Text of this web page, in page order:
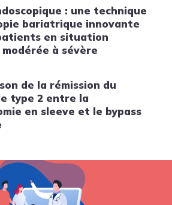
: une technique
bariatrique innovante
en situation
à sévère
de la rémission du
type 2 entre la
en sleeve et le bypass